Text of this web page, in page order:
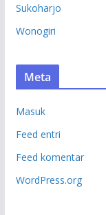
Sukoharjo
Wonogiri
Meta
Masuk
Feed entri
Feed komentar
WordPress.org